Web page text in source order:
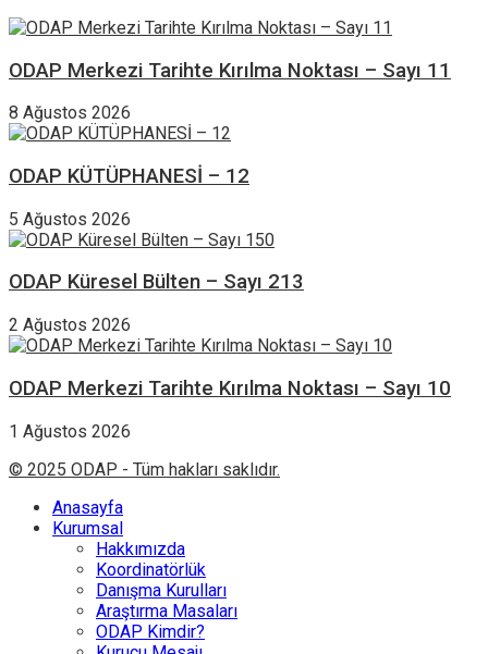
ODAP Merkezi Tarihte Kırılma Noktası – Sayı 11
8 Ağustos 2026
ODAP KÜTÜPHANESİ – 12
5 Ağustos 2026
ODAP Küresel Bülten – Sayı 213
2 Ağustos 2026
ODAP Merkezi Tarihte Kırılma Noktası – Sayı 10
1 Ağustos 2026
© 2025 ODAP - Tüm hakları saklıdır.
Anasayfa
Kurumsal
Hakkımızda
Koordinatörlük
Danışma Kurulları
Araştırma Masaları
ODAP Kimdir?